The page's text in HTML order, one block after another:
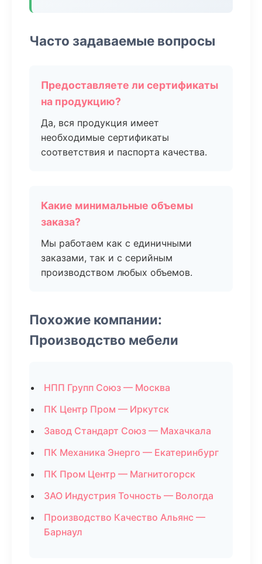
Часто задаваемые вопросы
Предоставляете ли сертификаты
на продукцию?
Да, вся продукция имеет
необходимые сертификаты
соответствия и паспорта качества.
Какие минимальные объемы
заказа?
Мы работаем как с единичными
заказами, так и с серийным
производством любых объемов.
Похожие компании:
Производство мебели
НПП Групп Союз — Москва
ПК Центр Пром — Иркутск
Завод Стандарт Союз — Махачкала
ПК Механика Энерго — Екатеринбург
ПК Пром Центр — Магнитогорск
ЗАО Индустрия Точность — Вологда
Производство Качество Альянс —
Барнаул